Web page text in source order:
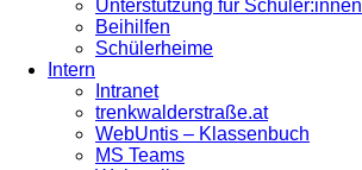
Unterstützung für Schüler:innen
Beihilfen
Schülerheime
Intern
Intranet
trenkwalderstraße.at
WebUntis – Klassenbuch
MS Teams